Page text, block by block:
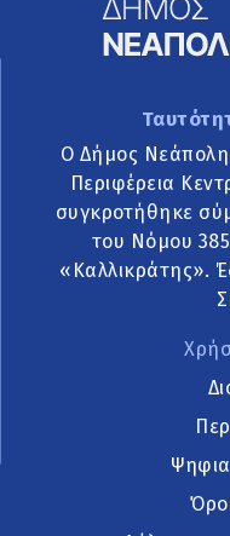
Ο Δήμος
Περιφέρεια
συγκροτήθηκε
του Νόμου
«Καλλικράτης».